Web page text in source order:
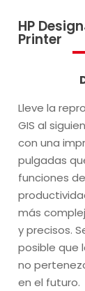
HP
Printer
Lleve la
GIS al
con una
pulgadas
funciones
más
y precisos.
posible que
no
en el futuro.